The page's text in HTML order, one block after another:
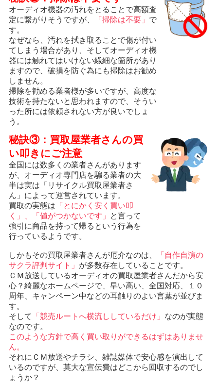
オーディオ機器の汚れをとることで高額査
定に繋がりそうですが、
「掃除は不要」 で
す。
なぜなら、汚れを拭き取ることで傷が付い
てしまう場合があり、そしてオーディオ機
器には触れてはいけない繊細な箇所があり
ますので、破損を防ぐ為にも掃除はお勧め
しません。
掃除を勧める業者様が多いですが、高度な
技術を持たないと思われますので、そうい
った所には依頼されない方が良いでしょ
う。
秘訣③：買取屋業者さんの買
い叩きにご注意
全国には数多くの業者さんがあります
が、オーディオ専門店を騙る業者の大
半は実は「リサイクル買取屋業者さ
ん」によって運営されています。
買取の実態は 「とにかく安く買い叩
く」、「値がつかないです」
と言って
強引に商品を持って帰るという行為を
行っているようです。
しかもその買取屋業者さんが厄介なのは、
「自作自演の
サクラ評判サイト」 が多数存在していることです。
ＣＭ放送しているオーディオの買取屋業者さんだから安
心？綺麗なホームページで、早い高い、全国対応、１０
周年、キャンペーン中などの耳触りのよい言葉が並びま
す。
そして
「競売ルートへ横流ししているだけ」 なのが実態
なのです。
このような方針で高く買い取りができるはずはありませ
ん。
それにＣＭ放送やチラシ、雑誌媒体で安心感を演出して
いるのですが、莫大な宣伝費はどこから回収するのでし
ょうか？